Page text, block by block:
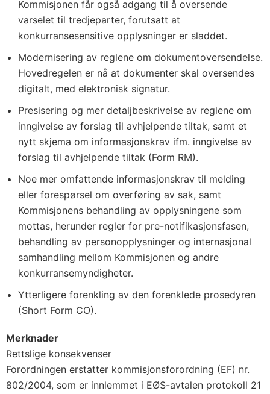
Kommisjonen får også adgang til å oversende
varselet til tredjeparter, forutsatt at
konkurransesensitive opplysninger er sladdet.
Modernisering av reglene om dokumentoversendelse.
Hovedregelen er nå at dokumenter skal oversendes
digitalt, med elektronisk signatur.
Presisering og mer detaljbeskrivelse av reglene om
inngivelse av forslag til avhjelpende tiltak, samt et
nytt skjema om informasjonskrav ifm. inngivelse av
forslag til avhjelpende tiltak (Form RM).
Noe mer omfattende informasjonskrav til melding
eller forespørsel om overføring av sak, samt
Kommisjonens behandling av opplysningene som
mottas, herunder regler for pre-notifikasjonsfasen,
behandling av personopplysninger og internasjonal
samhandling mellom Kommisjonen og andre
konkurransemyndigheter.
Ytterligere forenkling av den forenklede prosedyren
(Short Form CO).
Merknader
Rettslige konsekvenser
Forordningen erstatter kommisjonsforordning (EF) nr.
802/2004, som er innlemmet i EØS-avtalen protokoll 21